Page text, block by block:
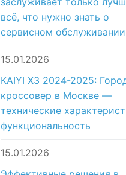
всё, что нужно знать о
сервисном обслуживании
15.01.2026
KAIYI X3 2024-2025:
кроссовер в Москве —
технические
функциональность
15.01.2026